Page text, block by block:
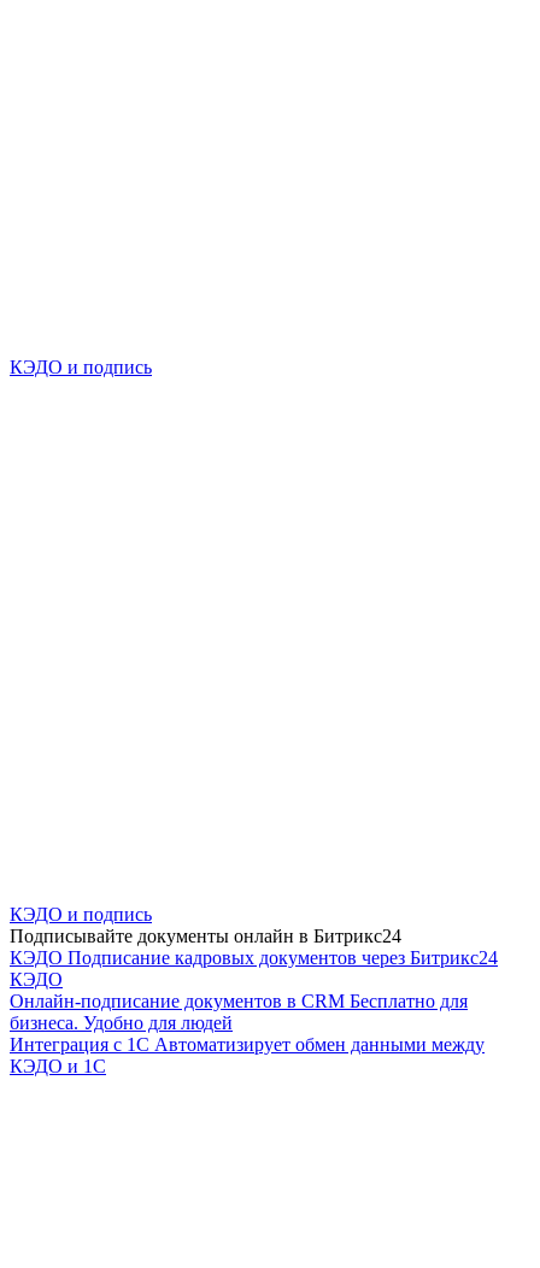
КЭДО и подпись
КЭДО и подпись
Подписывайте документы онлайн в Битрикс24
КЭДО Подписание кадровых документов через Битрикс24
КЭДО
Онлайн-подписание документов в CRM Бесплатно для
бизнеса. Удобно для людей
Интеграция с 1С Автоматизирует обмен данными между
КЭДО и 1С